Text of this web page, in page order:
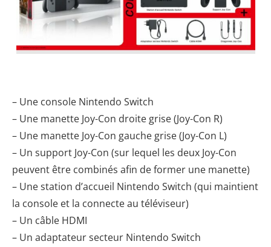
– Une console Nintendo Switch
– Une manette Joy-Con droite grise (Joy-Con R)
– Une manette Joy-Con gauche grise (Joy-Con L)
– Un support Joy-Con (sur lequel les deux Joy-Con
peuvent être combinés afin de former une manette)
– Une station d’accueil Nintendo Switch (qui maintient
la console et la connecte au téléviseur)
– Un câble HDMI
– Un adaptateur secteur Nintendo Switch